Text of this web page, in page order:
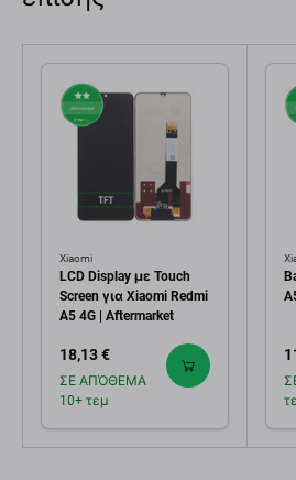
Xiaomi
LCD Display με Touch
Screen για Xiaomi Redmi
A5 4G | Aftermarket
18,13 €
ΣΕ ΑΠΌΘΕΜΑ
10+ τεμ